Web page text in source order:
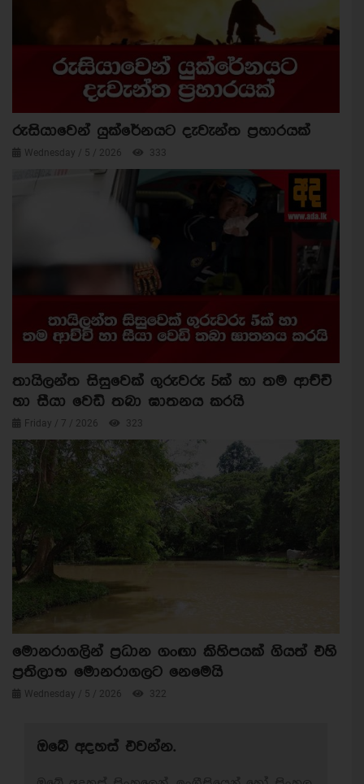
රුසියාවෙන් යුක්රේනයට දැවැන්ත ප්‍රහාරයක්
Wednesday / 5 / 2026 333
තායිලන්ත සිසුවෙක් ගුරුවරු 5ක් හා තම ආච්චි
හා සීයා වෙඩි තබා ඝාතනය කරයි
Friday / 7 / 2026 323
මොනරාගලින් ප්‍රධාන ගංඟා කිහිපයක් ගියත් එහි
ප්‍රතිලාභ මොනරාගලට නෙමෙයි
Wednesday / 5 / 2026 322
ඔබේ අදහස් එවන්න.